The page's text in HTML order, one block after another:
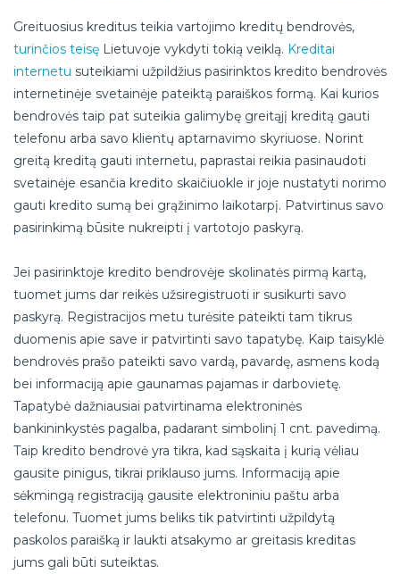
Greituosius kreditus teikia vartojimo kreditų bendrovės,
turinčios teisę Lietuvoje vykdyti tokią veiklą. Kreditai
internetu suteikiami užpildžius pasirinktos kredito bendrovės
internetinėje svetainėje pateiktą paraiškos formą. Kai kurios
bendrovės taip pat suteikia galimybę greitąjį kreditą gauti
telefonu arba savo klientų aptarnavimo skyriuose. Norint
greitą kreditą gauti internetu, paprastai reikia pasinaudoti
svetainėje esančia kredito skaičiuokle ir joje nustatyti norimo
gauti kredito sumą bei grąžinimo laikotarpį. Patvirtinus savo
pasirinkimą būsite nukreipti į vartotojo paskyrą.
Jei pasirinktoje kredito bendrovėje skolinatės pirmą kartą,
tuomet jums dar reikės užsiregistruoti ir susikurti savo
paskyrą. Registracijos metu turėsite pateikti tam tikrus
duomenis apie save ir patvirtinti savo tapatybę. Kaip taisyklė
bendrovės prašo pateikti savo vardą, pavardę, asmens kodą
bei informaciją apie gaunamas pajamas ir darbovietę.
Tapatybė dažniausiai patvirtinama elektroninės
bankininkystės pagalba, padarant simbolinį 1 cnt. pavedimą.
Taip kredito bendrovė yra tikra, kad sąskaita į kurią vėliau
gausite pinigus, tikrai priklauso jums. Informaciją apie
sėkmingą registraciją gausite elektroniniu paštu arba
telefonu. Tuomet jums beliks tik patvirtinti užpildytą
paskolos paraišką ir laukti atsakymo ar greitasis kreditas
jums gali būti suteiktas.